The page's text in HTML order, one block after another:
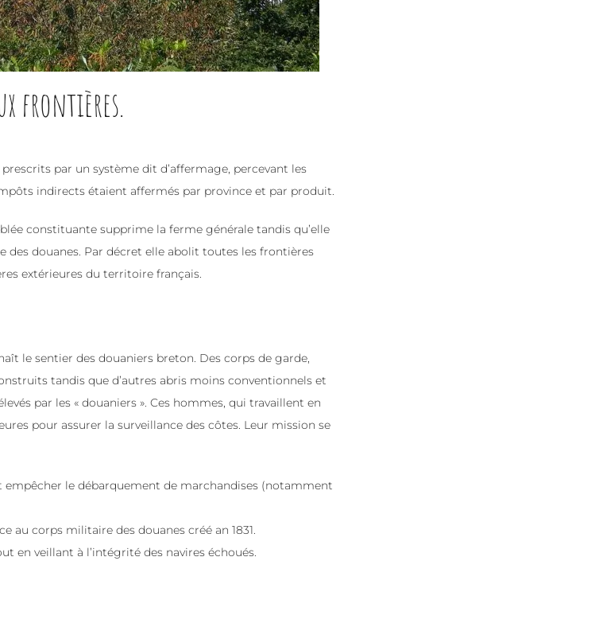
frontières.
par un système dit d’affermage, percevant les
indirects étaient affermés par province et par produit.
constituante supprime la ferme générale tandis qu’elle
des douanes. Par décret elle abolit toutes les frontières
extérieures du territoire français.
le sentier des douaniers breton. Des corps de garde,
tandis que d’autres abris moins conventionnels et
par les « douaniers ». Ces hommes, qui travaillent en
pour assurer la surveillance des côtes. Leur mission se
empêcher le débarquement de marchandises (notamment
au corps militaire des douanes créé an 1831.
en veillant à l’intégrité des navires échoués.